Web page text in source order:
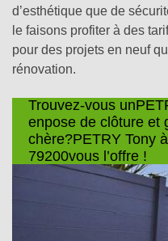
d’esthétique que de
le faisons profiter à des
pour des projets en neuf
rénovation.
Trouvez-vous
enpose de clôture et
chère?PETRY Tony
79200vous l’offre !